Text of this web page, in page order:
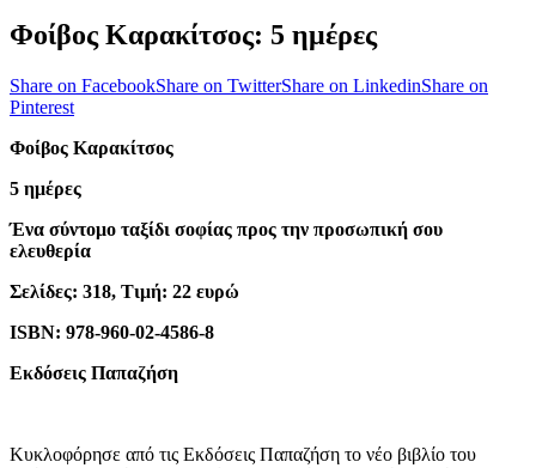
Φοίβος Καρακίτσος: 5 ημέρες
Share on FacebookShare on TwitterShare on LinkedinShare on
Pinterest
Φοίβος Καρακίτσος
5 ημέρες
Ένα σύντομο ταξίδι σοφίας προς την προσωπική σου
ελευθερία
Σελίδες: 318, Τιμή: 22 ευρώ
ISBN: 978-960-02-4586-8
Εκδόσεις Παπαζήση
Κυκλοφόρησε από τις Εκδόσεις Παπαζήση το νέο βιβλίο του